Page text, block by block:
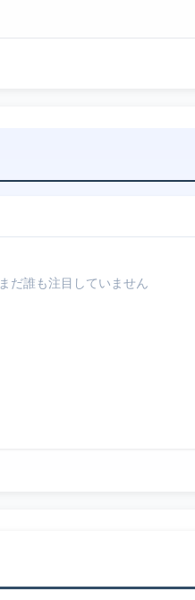
まだ誰も注目していません